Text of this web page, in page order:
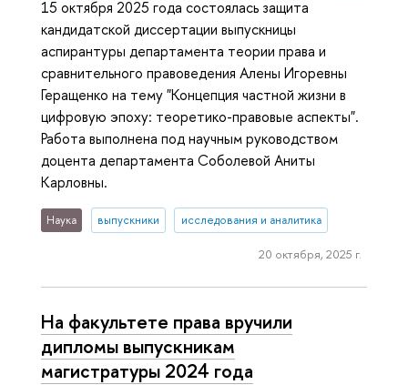
15 октября 2025 года состоялась защита
кандидатской диссертации выпускницы
аспирантуры департамента теории права и
сравнительного правоведения Алены Игоревны
Геращенко на тему "Концепция частной жизни в
цифровую эпоху: теоретико-правовые аспекты".
Работа выполнена под научным руководством
доцента департамента Соболевой Аниты
Карловны.
Наука выпускники исследования и аналитика
20 октября, 2025 г.
На факультете права вручили
дипломы выпускникам
магистратуры 2024 года